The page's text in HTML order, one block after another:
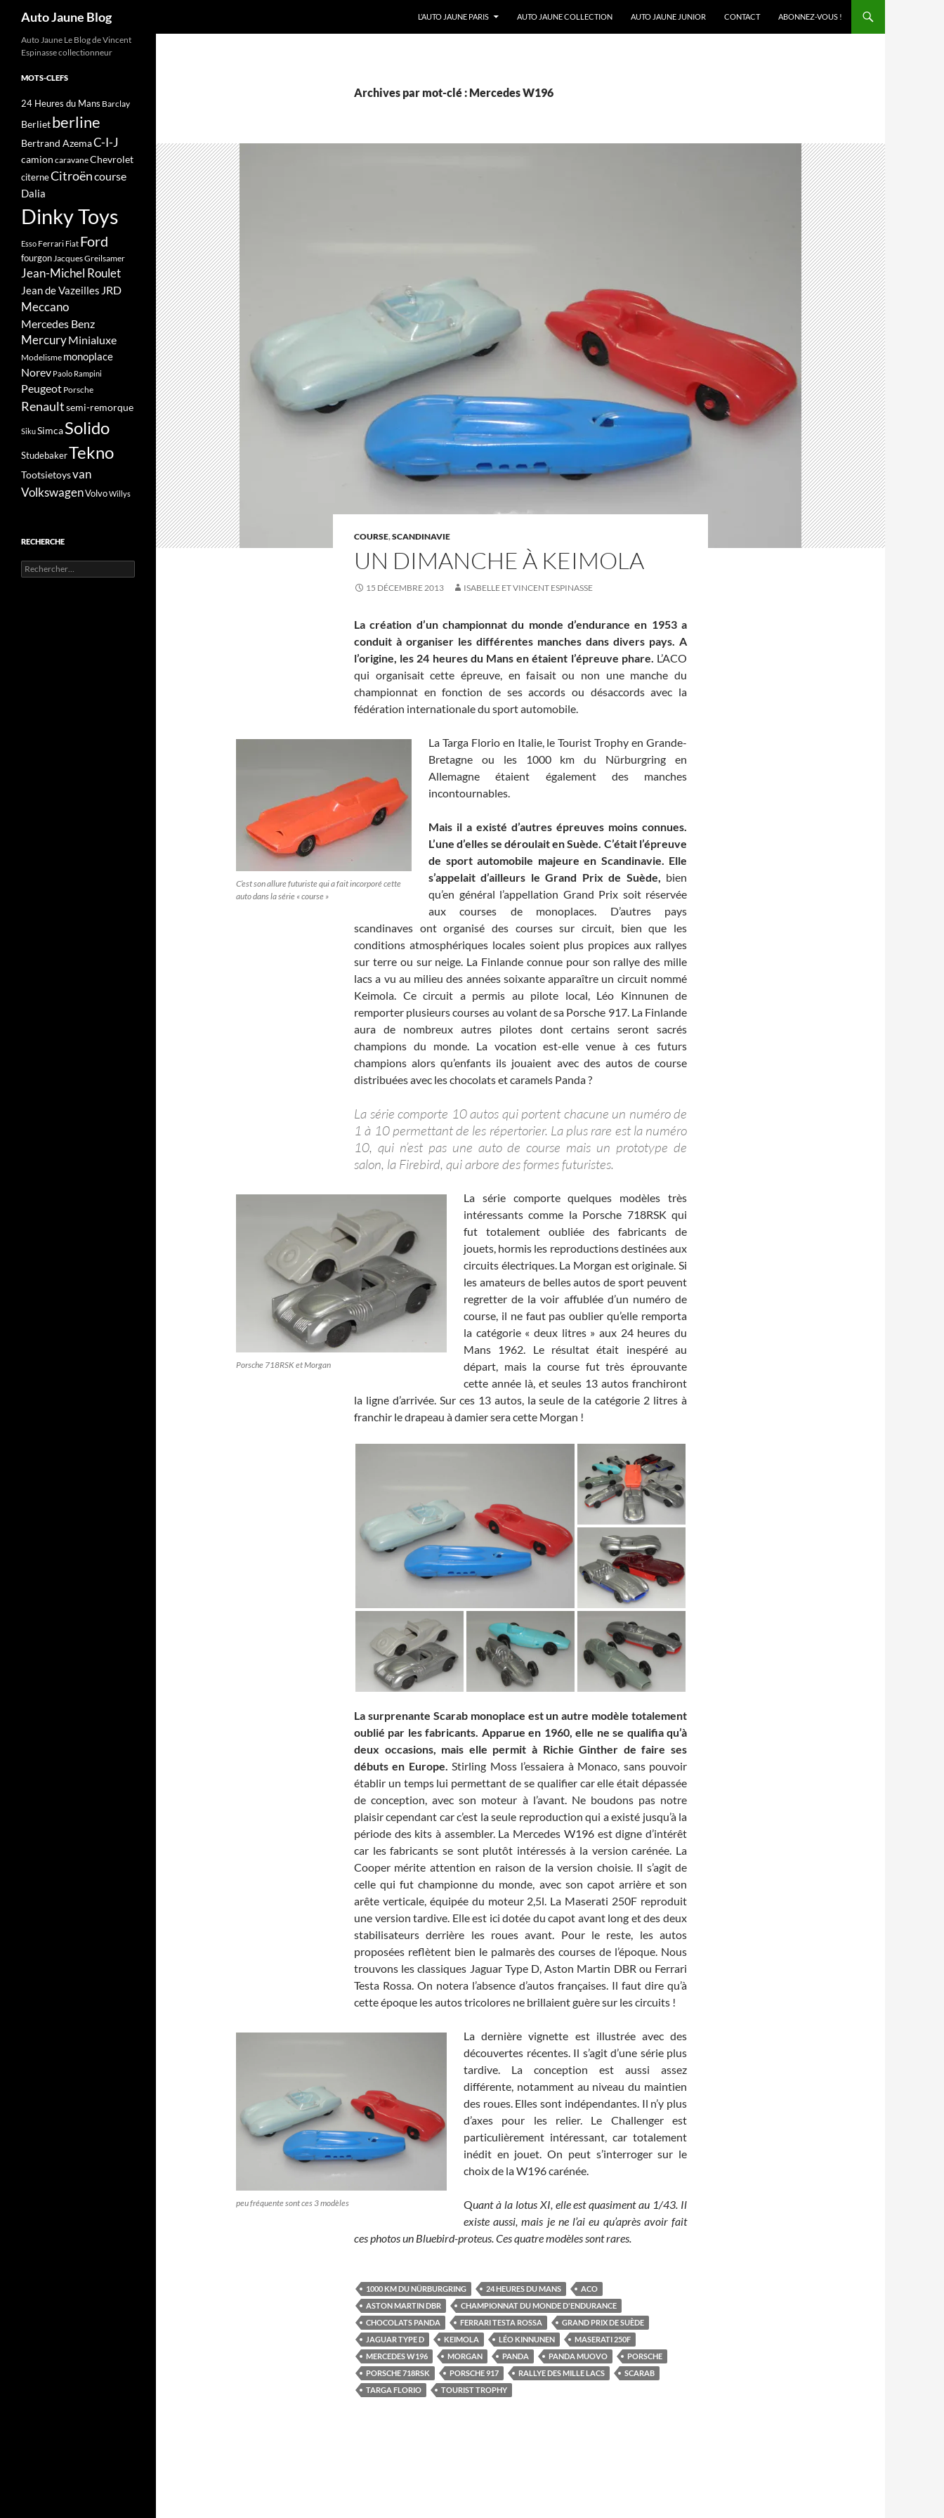
Auto Jaune Blog
L’AUTO JAUNE PARIS
AUTO JAUNE COLLECTION AUTO JAUNE JUNIOR CONTACT ABONNEZ-VOUS !
Archives par mot-clé : Mercedes W196
COURSE,SCANDINAVIE
UN DIMANCHE À KEIMOLA
15 DÉCEMBRE 2013 ISABELLE ET VINCENT ESPINASSE
La création d’un championnat du monde d’endurance en 1953 a
conduit à organiser les différentes manches dans divers pays. A
l’origine, les 24 heures du Mans en étaient l’épreuve phare. L’ACO
qui organisait cette épreuve, en faisait ou non une manche du
championnat en fonction de ses accords ou désaccords avec la
fédération internationale du sport automobile.
C’est son allure futuriste qui a fait incorporé cette
auto dans la série « course »
La Targa Florio en Italie, le Tourist Trophy en Grande-
Bretagne ou les 1000 km du Nürburgring en
Allemagne étaient également des manches
incontournables.
Mais il a existé d’autres épreuves moins connues.
L’une d’elles se déroulait en Suède. C’était l’épreuve
de sport automobile majeure en Scandinavie. Elle
s’appelait d’ailleurs le Grand Prix de Suède, bien
qu’en général l’appellation Grand Prix soit réservée
aux courses de monoplaces. D’autres pays
scandinaves ont organisé des courses sur circuit, bien que les
conditions atmosphériques locales soient plus propices aux rallyes
sur terre ou sur neige. La Finlande connue pour son rallye des mille
lacs a vu au milieu des années soixante apparaître un circuit nommé
Keimola. Ce circuit a permis au pilote local, Léo Kinnunen de
remporter plusieurs courses au volant de sa Porsche 917. La Finlande
aura de nombreux autres pilotes dont certains seront sacrés
champions du monde. La vocation est-elle venue à ces futurs
champions alors qu’enfants ils jouaient avec des autos de course
distribuées avec les chocolats et caramels Panda ?
La série comporte 10 autos qui portent chacune un numéro de
1 à 10 permettant de les répertorier. La plus rare est la numéro
10, qui n’est pas une auto de course mais un prototype de
salon, la Firebird, qui arbore des formes futuristes.
Porsche 718RSK et Morgan
La série comporte quelques modèles très
intéressants comme la Porsche 718RSK qui
fut totalement oubliée des fabricants de
jouets, hormis les reproductions destinées aux
circuits électriques. La Morgan est originale. Si
les amateurs de belles autos de sport peuvent
regretter de la voir affublée d’un numéro de
course, il ne faut pas oublier qu’elle remporta
la catégorie « deux litres » aux 24 heures du
Mans 1962. Le résultat était inespéré au
départ, mais la course fut très éprouvante
cette année là, et seules 13 autos franchiront
la ligne d’arrivée. Sur ces 13 autos, la seule de la catégorie 2 litres à
franchir le drapeau à damier sera cette Morgan !
La surprenante Scarab monoplace est un autre modèle totalement
oublié par les fabricants. Apparue en 1960, elle ne se qualifia qu’à
deux occasions, mais elle permit à Richie Ginther de faire ses
débuts en Europe. Stirling Moss l’essaiera à Monaco, sans pouvoir
établir un temps lui permettant de se qualifier car elle était dépassée
de conception, avec son moteur à l’avant. Ne boudons pas notre
plaisir cependant car c’est la seule reproduction qui a existé jusqu’à la
période des kits à assembler. La Mercedes W196 est digne d’intérêt
car les fabricants se sont plutôt intéressés à la version carénée. La
Cooper mérite attention en raison de la version choisie. Il s’agit de
celle qui fut championne du monde, avec son capot arrière et son
arête verticale, équipée du moteur 2,5l. La Maserati 250F reproduit
une version tardive. Elle est ici dotée du capot avant long et des deux
stabilisateurs derrière les roues avant. Pour le reste, les autos
proposées reflètent bien le palmarès des courses de l’époque. Nous
trouvons les classiques Jaguar Type D, Aston Martin DBR ou Ferrari
Testa Rossa. On notera l’absence d’autos françaises. Il faut dire qu’à
cette époque les autos tricolores ne brillaient guère sur les circuits !
peu fréquente sont ces 3 modèles
La dernière vignette est illustrée avec des
découvertes récentes. Il s’agit d’une série plus
tardive. La conception est aussi assez
différente, notamment au niveau du maintien
des roues. Elles sont indépendantes. Il n’y plus
d’axes pour les relier. Le Challenger est
particulièrement intéressant, car totalement
inédit en jouet. On peut s’interroger sur le
choix de la W196 carénée.
Quant à la lotus XI, elle est quasiment au 1/43. Il
existe aussi, mais je ne l’ai eu qu’après avoir fait
ces photos un Bluebird-proteus. Ces quatre modèles sont rares.
1000 KM DU NÜRBURGRING 24 HEURES DU MANS
ACO
ASTON MARTIN DBR
CHAMPIONNAT DU MONDE D'ENDURANCE
CHOCOLATS PANDA
FERRARI TESTA ROSSA
GRAND PRIX DE SUÈDE
JAGUAR TYPE D
KEIMOLA LÉO KINNUNEN
MASERATI 250F
MERCEDES W196
MORGAN PANDA PANDA MUOVO
PORSCHE
PORSCHE 718RSK
PORSCHE 917 RALLYE DES MILLE LACS
SCARAB
TARGA FLORIO
TOURIST TROPHY
Auto Jaune Le Blog de Vincent
Espinasse collectionneur
MOTS-CLEFS
24 Heures du Mans Barclay
Berlietberline
Bertrand AzemaC-I-J
camion caravaneChevrolet
citerneCitroëncourse
Dalia
Dinky Toys
Esso Ferrari Fiat Ford
fourgonJacques Greilsamer
Jean-Michel Roulet
Jean de Vazeilles JRD
Meccano
Mercedes Benz
MercuryMinialuxe
Modelisme monoplace
Norev Paolo Rampini
Peugeot Porsche
Renaultsemi-remorque
SikuSimcaSolido
StudebakerTekno
Tootsietoysvan
VolkswagenVolvoWillys
RECHERCHE
Rechercher :